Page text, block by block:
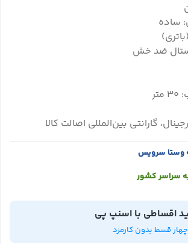
ساده
ضد خش
گارانتی بین‌المللی اصالت کالا
سراسر کشور
اقساطی با اسنپ پی
قسط بدون کارمزد